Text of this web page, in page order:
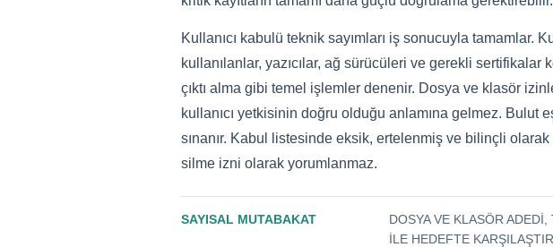
Kullanıcı kabulü teknik sayımları iş sonucuyla tamamlar.
kullanılanlar, yazıcılar, ağ sürücüleri ve gerekli sertifikalar
çıktı alma gibi temel işlemler denenir. Dosya ve klasör
kullanıcı yetkisinin doğru olduğu anlamına gelmez. Bulut
sınanır. Kabul listesinde eksik, ertelenmiş ve bilinçli olarak
silme izni olarak yorumlanmaz.
SAYISAL MUTABAKAT
DOSYA VE KLASÖR
ILE HEDEFTE